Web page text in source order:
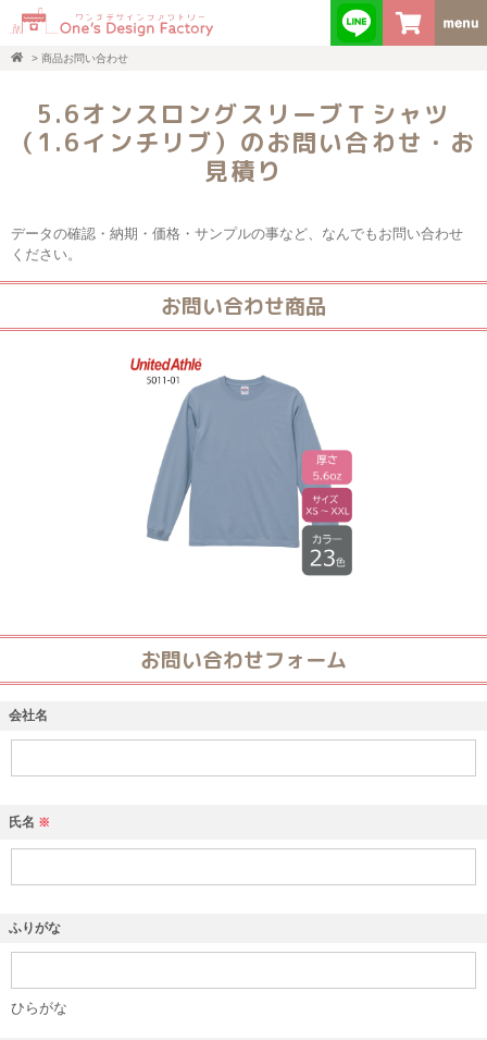
> 商品お問い合わせ
5.6オンスロングスリーブＴシャツ
（1.6インチリブ）のお問い合わせ・お
見積り
データの確認・納期・価格・サンプルの事など、なんでもお問い合わせ
ください。
お問い合わせ商品
お問い合わせフォーム
会社名
氏名 ※
ふりがな
ひらがな